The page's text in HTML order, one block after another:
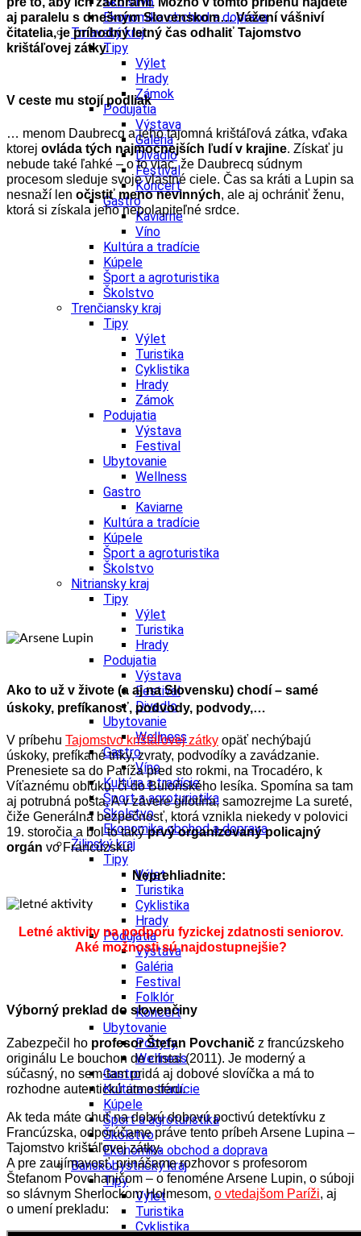
Ekonomika obchod a doprava
Trnavský kraj
Tipy
Výlet
Hrady
Zámok
Podujatia
Výstava
Galéria
Divadlo
Festival
Koncert
Gastro
Kaviarne
Víno
Kultúra a tradície
Kúpele
Šport a agroturistika
Školstvo
Trenčiansky kraj
Tipy
Výlet
Turistika
Cyklistika
Hrady
Zámok
Podujatia
Výstava
Festival
Ubytovanie
Wellness
Gastro
Kaviarne
Kultúra a tradície
Kúpele
Šport a agroturistika
Školstvo
Nitriansky kraj
Tipy
Výlet
Turistika
Hrady
Podujatia
Výstava
Festival
Divadlo
Ubytovanie
Wellness
Gastro
Víno
Kultúra a tradície
Šport a agroturistika
Školstvo
Ekonomika obchod a doprava
Žilinský kraj
Tipy
Výlet
Turistika
Cyklistika
Hrady
Podujatia
Výstava
Galéria
Festival
Folklór
Koncert
Ubytovanie
Pobyty
Wellness
Gastro
Kultúra a tradície
Kúpele
Šport a agroturistika
Školstvo
Ekonomika obchod a doprava
Banskobystrický kraj
Tipy
Výlet
Turistika
Cyklistika
aj paralelu s dnešným Slovenskom… Vážení vášniví
čitatelia, je príhodný letný čas odhaliť Tajomstvo
krištáľovej zátky.
V ceste mu stojí podliak
… menom Daubrecq a jeho tajomná krištáľová zátka, vďaka
ktorej ovláda tých najmocnejších ľudí v krajine. Získať ju
nebude také ľahké – o to viac, že Daubrecq súdnym
procesom sleduje svoje vlastné ciele. Čas sa kráti a Lupin sa
nesnaží len očistiť meno nevinných, ale aj ochrániť ženu,
ktorá si získala jeho nepolapiteľné srdce.
Ako to už v živote (a aj na Slovensku) chodí – samé
úskoky, prefíkanosť, podvody, podvody,…
V príbehu Tajomstvo krištáľovej zátky opäť nechýbajú
úskoky, prefíkané triky, zvraty, podvodíky a zavádzanie.
Prenesiete sa do Paríža pred sto rokmi, na Trocadéro, k
Víťaznému oblúku, či do Buloňského lesíka. Spomína sa tam
aj potrubná pošta. A v závere gilotína, samozrejme La sureté,
čiže Generálna bezpečnosť, ktorá vznikla niekedy v polovici
19. storočia a bol to takýprvý organizovaný policajný
orgán vo Francúzsku.
Neprehliadnite:
Letné aktivity na podporu fyzickej zdatnosti seniorov.
Aké možnosti sú najdostupnejšie?
Výborný preklad do slovenčiny
Zabezpečil ho profesor Štefan Povchanič z francúzskeho
originálu Le bouchon de cristal (2011). Je moderný a
súčasný, no sem-tam pridá aj dobové slovíčka a má to
rozhodne autentickú atmosféru.
Ak teda máte chuť na dobrú dobovú poctivú detektívku z
Francúzska, odporúčame práve tento príbeh Arsene Lupina –
Tajomstvo krištáľovej zátky.
A pre zaujímavosť, prinášame rozhovor s profesorom
Štefanom Povchaničom – o fenoméne Arsene Lupin, o súboji
so slávnym Sherlockom Holmesom, o vtedajšom Paríži, aj
o umení prekladu: